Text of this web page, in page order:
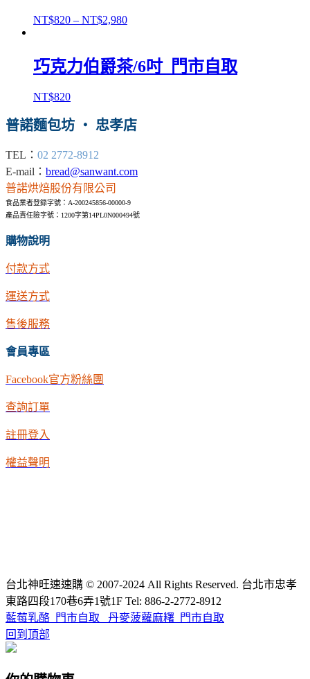
NT$820 – NT$2,980
巧克力伯爵茶/6吋_門市自取
NT$820
普諾麵包坊 ‧ 忠孝店
TEL： 02 2772-8912
E-mail： bread@sanwant.com
普諾烘焙股份有限公司
食品業者登錄字號：A-200245856-00000-9
產品責任險字號：1200字第14PL0N000494號
購物說明
付款方式
運送方式
售後服務
會員專區
Facebook官方粉絲團
查詢訂單
註冊登入
權益聲明
台北神旺速速購 © 2007-2024 All Rights Reserved. 台北市忠孝
東路四段170巷6弄1號1F Tel: 886-2-2772-8912
藍莓乳酪_門市自取
丹麥菠蘿麻糬_門市自取
回到頂部